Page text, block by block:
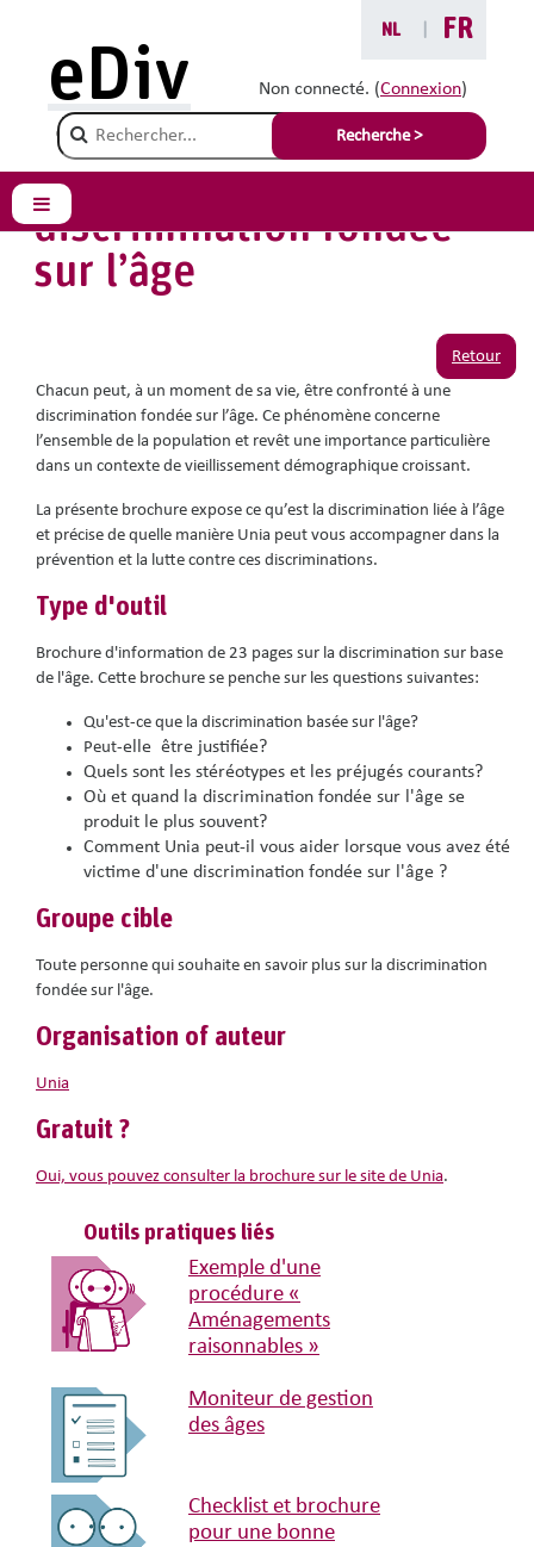
NL
FR
Non connecté. (Connexion)
Champ de recherche
Recherche >
eDiv
Panneau latéral
Vous êtes ici :
Trop jeune ? Trop vieux !
Unia combat la
discrimination fondée
sur l’âge
Retour
Chacun peut, à un moment de sa vie, être confronté à une
discrimination fondée sur l’âge. Ce phénomène concerne
l’ensemble de la population et revêt une importance particulière
dans un contexte de vieillissement démographique croissant.
La présente brochure expose ce qu’est la discrimination liée à l’âge
et précise de quelle manière Unia peut vous accompagner dans la
prévention et la lutte contre ces discriminations.
Type d'outil
Brochure d'information de 23 pages sur la discrimination sur base
de l'âge. Cette brochure se penche sur les questions suivantes:
Qu'est-ce que la discrimination basée sur l'âge?
Peut-elle être justifiée?
Quels sont les stéréotypes et les préjugés courants?
Où et quand la discrimination fondée sur l'âge se
produit le plus souvent?
Comment Unia peut-il vous aider lorsque vous avez été
victime d'une discrimination fondée sur l'âge ?
Groupe cible
Toute personne qui souhaite en savoir plus sur la discrimination
fondée sur l'âge.
Organisation of auteur
Unia
Gratuit ?
Oui, vous pouvez consulter la brochure sur le site de Unia.
Outils pratiques liés
Exemple d'une
procédure «
Aménagements
raisonnables »
Moniteur de gestion
des âges
Checklist et brochure
pour une bonne